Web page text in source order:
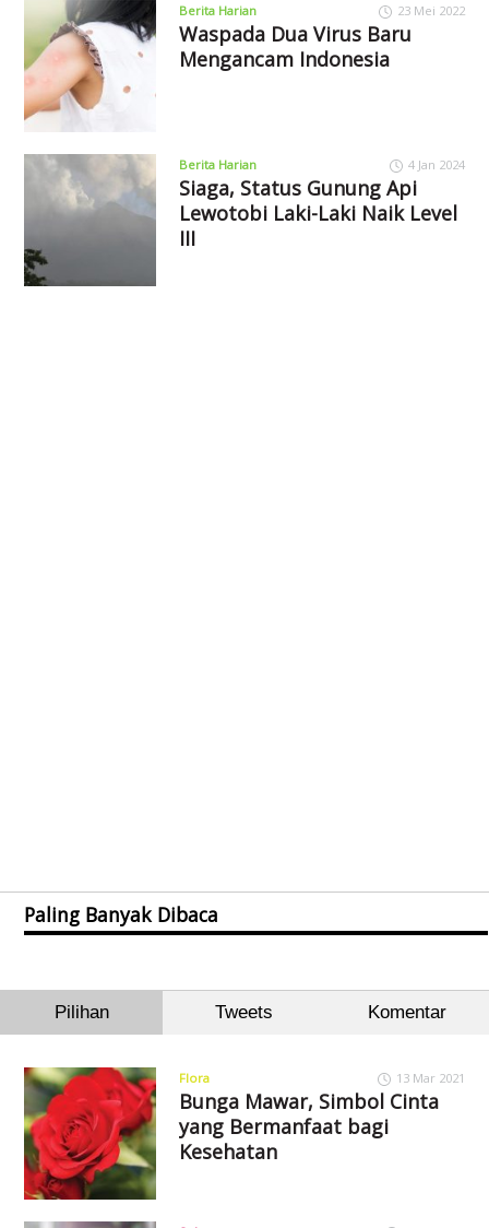
Berita Harian 23 Mei 2022
Waspada Dua Virus Baru
Mengancam Indonesia
Berita Harian 4 Jan 2024
Siaga, Status Gunung Api
Lewotobi Laki-Laki Naik Level
III
Paling Banyak Dibaca
Pilihan Tweets Komentar
Flora 13 Mar 2021
Bunga Mawar, Simbol Cinta
yang Bermanfaat bagi
Kesehatan